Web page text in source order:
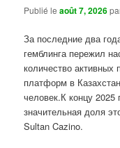
Publié leaoût 7, 2026
За последние два
гемблинга пережил
количество активных
платформ в
человек.К концу
значительная доля
Sultan Cazino.